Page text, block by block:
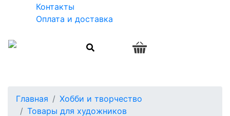
Контакты
Оплата и доставка
Главная
Хобби и творчество
Товары для художников